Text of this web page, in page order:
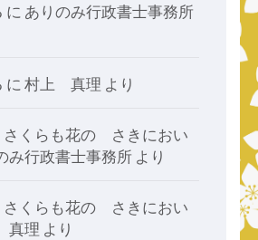
に ありのみ行政書士事務所
に村上 真理 より
くらも花の さきにおい
み行政書士事務所 より
くらも花の さきにおい
理 より